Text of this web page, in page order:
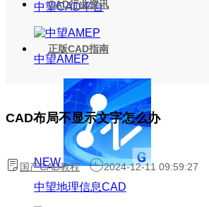
中望CAD平台
中望AMEP
NEW
中望地理信息CAD
CAD行业资讯
正版CAD指南
CAD布局不显示文字怎么办
国产CAD教程 2024-12-11 09:59:27